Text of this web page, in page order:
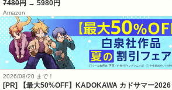
7480円 → 5980円
Amazon
2026/08/20 まで！
[PR]
【最大50%OFF】KADOKAWA カドサマー